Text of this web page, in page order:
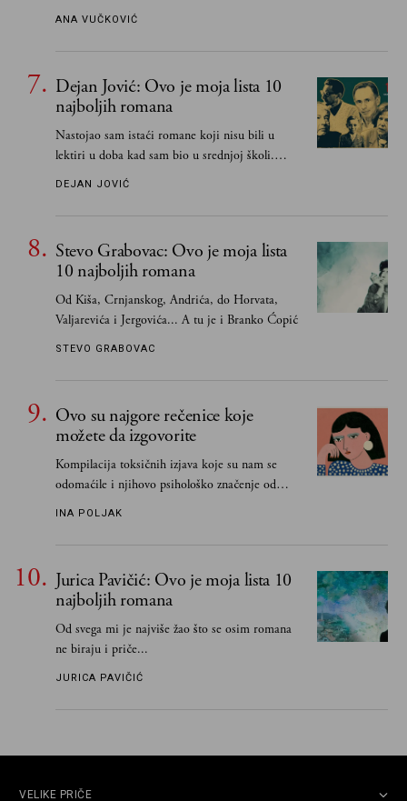
ANA VUČKOVIĆ
Dejan Jović: Ovo je moja lista 10
najboljih romana
Nastojao sam istaći romane koji nisu bili u
lektiri u doba kad sam bio u srednjoj školi.
Smatrao sam da su "klasici" već dovoljno
DEJAN JOVIĆ
Stevo Grabovac: Ovo je moja lista
10 najboljih romana
Od Kiša, Crnjanskog, Andrića, do Horvata,
Valjarevića i Jergovića... A tu je i Branko Ćopić
STEVO GRABOVAC
Ovo su najgore rečenice koje
možete da izgovorite
Kompilacija toksičnih izjava koje su nam se
odomaćile i njihovo psihološko značenje od
INA POLJAK
Jurica Pavičić: Ovo je moja lista 10
najboljih romana
Od svega mi je najviše žao što se osim romana
ne biraju i priče...
JURICA PAVIČIĆ
VELIKE PRIČE